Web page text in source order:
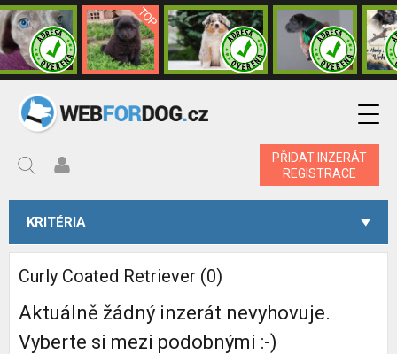
PŘIDAT INZERÁT
REGISTRACE
KRITÉRIA
Curly Coated Retriever (0)
Aktuálně žádný inzerát nevyhovuje.
Vyberte si mezi podobnými :-)